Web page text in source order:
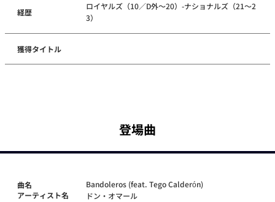
経歴
ロイヤルズ（10／D外～20）-ナショナルズ（21～2
3）
獲得タイトル
登場曲
曲名
アーティスト名
Bandoleros (feat. Tego Calderón)
ドン・オマール